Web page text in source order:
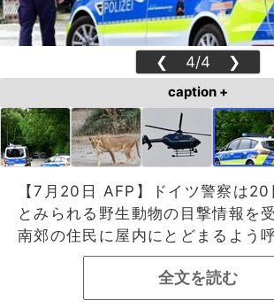
❮ 4/4 ❯
caption +
【7月20日 AFP】ドイツ警察は
とみられる野生動物の目撃情報を
南郊の住民に屋内にとどまるよう
全文を読む